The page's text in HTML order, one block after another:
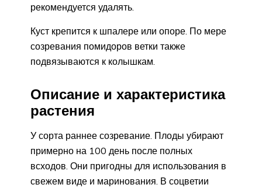
рекомендуется удалять.
Куст крепится к шпалере или опоре. По мере
созревания помидоров ветки также
подвязываются к колышкам.
Описание и характеристика
растения
У сорта раннее созревание. Плоды убирают
примерно на 100 день после полных
всходов. Они пригодны для использования в
свежем виде и маринования. В соцветии